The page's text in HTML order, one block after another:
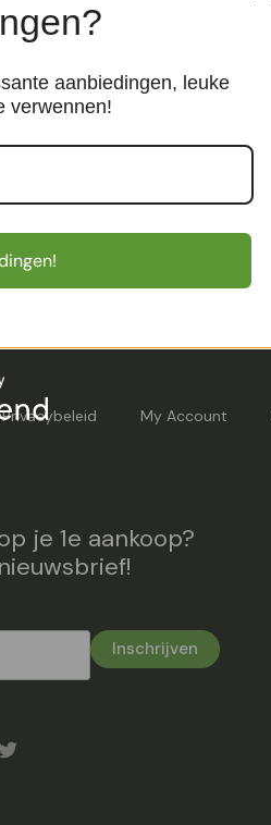
Privacybeleid My Account
je 1e aankoop?
Inschrijven
aanbiedingen, leuke
verwennen!